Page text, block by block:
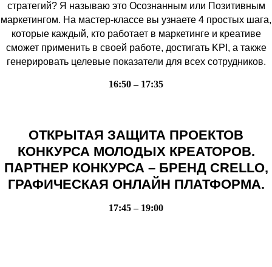
стратегий? Я называю это Осознанным или Позитивным
маркетингом. На мастер-классе вы узнаете 4 простых шага,
которые каждый, кто работает в маркетинге и креативе
сможет применить в своей работе, достигать KPI, а также
генерировать целевые показатели для всех сотрудников.
16:50 – 17:35
ОТКРЫТАЯ ЗАЩИТА ПРОЕКТОВ
КОНКУРСА МОЛОДЫХ КРЕАТОРОВ.
ПАРТНЕР КОНКУРСА – БРЕНД CRELLO,
ГРАФИЧЕСКАЯ ОНЛАЙН ПЛАТФОРМА.
17:45 – 19:00